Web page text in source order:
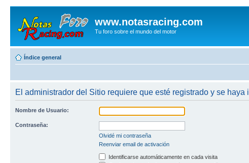
www.notasracing.com
Tu foro sobre el mundo del motor
Índice general
El administrador del Sitio requiere que esté registrado y se
Nombre de Usuario:
Contraseña:
Olvidé mi contraseña
Reenviar email de activación
Identificarse automáticamente en cada visita